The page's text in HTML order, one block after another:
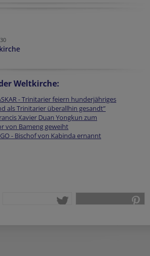
Weltkirche:
- Trinitarier feiern hunderjähriges
als Trinitarier überallhin gesandt”
Xavier Duan Yongkun zum
von Bameng geweiht
- Bischof von Kabinda ernannt